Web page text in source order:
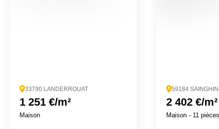
33790 LANDERROUAT
1 251 €/m²
Maison
59184
2 402 €/m²
Maison - 11 pièces